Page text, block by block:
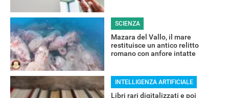
SCIENZA
Mazara del Vallo, il mare
restituisce un antico relitto
romano con anfore intatte
INTELLIGENZA ARTIFICIALE
Libri rari digitalizzati e poi